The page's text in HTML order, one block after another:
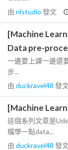
由 nlstudio 發文
[Machine
Data pre-
一邊要上課一邊還
步...
由 duckravel48 發
[Machine
這個系列文章是
檔學一點data...
由 duckravel48 發